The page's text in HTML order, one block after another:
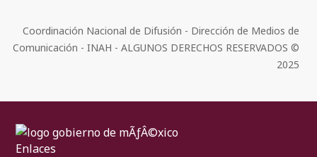
Coordinación Nacional de Difusión - Dirección de Medios de
Comunicación - INAH - ALGUNOS DERECHOS RESERVADOS ©
2025
Enlaces